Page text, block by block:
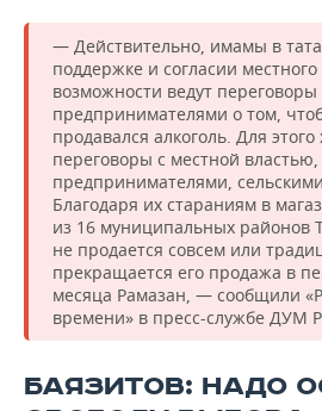
— Действительно, имамы в
поддержке и согласии
возможности ведут переговоры
предпринимателями о том,
продавался алкоголь. Для
переговоры с местной
предпринимателями,
Благодаря их стараниям в
из 16 муниципальных районов
не продается совсем или
прекращается его продажа в
месяца Рамазан, — сообщили
времени» в пресс-службе ДУМ
БАЯЗИТОВ: НАДО